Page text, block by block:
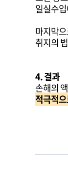
일실수
마지막
취지의
4. 결과
손해의
적극적